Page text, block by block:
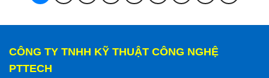
CÔNG TY TNHH KỸ THUẬT CÔNG NGHỆ
PTTECH